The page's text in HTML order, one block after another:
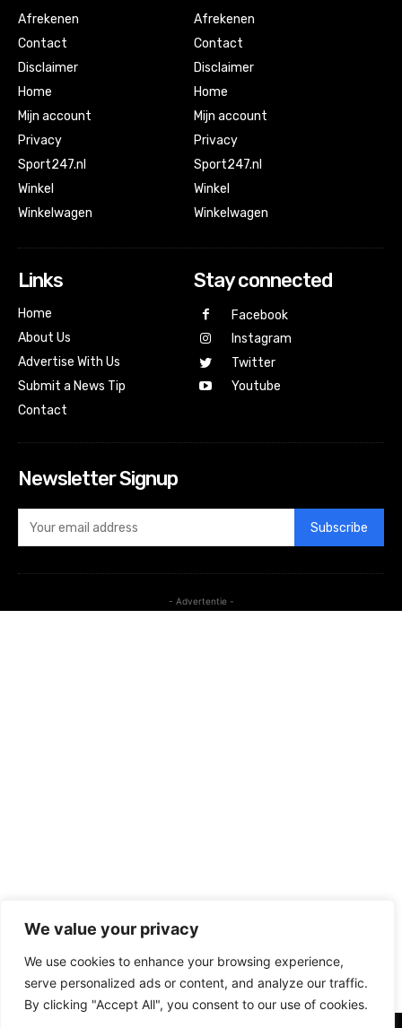
We value your privacy
We use cookies to enhance your browsing experience,
serve personalized ads or content, and analyze our traffic.
By clicking "Accept All", you consent to our use of cookies.
Afrekenen
Contact
Disclaimer
Home
Mijn account
Privacy
Sport247.nl
Winkel
Winkelwagen
Afrekenen
Contact
Disclaimer
Home
Mijn account
Privacy
Sport247.nl
Winkel
Winkelwagen
Links
Home
About Us
Advertise With Us
Submit a News Tip
Contact
Stay connected
Facebook
Instagram
Twitter
Youtube
Newsletter Signup
Subscribe
- Advertentie -